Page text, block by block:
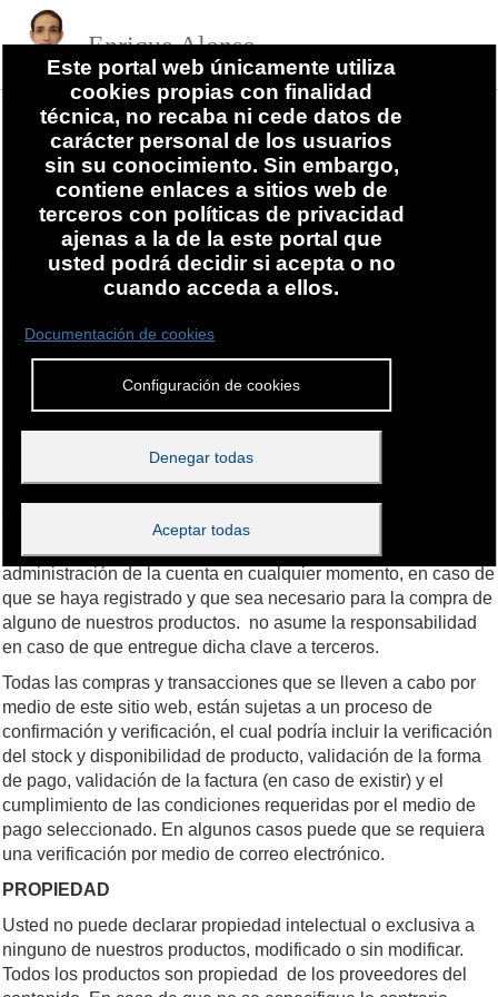
Este portal web únicamente utiliza
cookies propias con finalidad
técnica, no recaba ni cede datos de
carácter personal de los usuarios
sin su conocimiento. Sin embargo,
contiene enlaces a sitios web de
terceros con políticas de privacidad
ajenas a la de la este portal que
usted podrá decidir si acepta o no
cuando acceda a ellos.
Documentación de cookies
Configuración de cookies
Denegar todas
Aceptar todas
Enrique Alonso
Desarrollos y asesoría
Términos y Condiciones de Uso
INFORMACIÓN RELEVANTE
Es requisito necesario para la adquisición de los productos
que se ofrecen en este sitio, que lea y acepte los siguientes
Términos y Condiciones que a continuación se redactan. El
uso de nuestros servicios así como la compra de nuestros
Términos y Condiciones de Uso en el presente documento.
Todas los productos que son ofrecidos por nuestro sitio web
pudieran ser creadas, cobradas, enviadas o presentadas por
una página web tercera y en tal caso estarían sujetas a sus
adquirir un producto, será necesario el registro por parte del
usuario, con ingreso de datos personales fidedignos y
administración de la cuenta en cualquier momento, en caso de
que se haya registrado y que sea necesario para la compra de
alguno de nuestros productos. no asume la responsabilidad
en caso de que entregue dicha clave a terceros.
Todas las compras y transacciones que se lleven a cabo por
medio de este sitio web, están sujetas a un proceso de
confirmación y verificación, el cual podría incluir la verificación
del stock y disponibilidad de producto, validación de la forma
de pago, validación de la factura (en caso de existir) y el
cumplimiento de las condiciones requeridas por el medio de
pago seleccionado. En algunos casos puede que se requiera
una verificación por medio de correo electrónico.
PROPIEDAD
Usted no puede declarar propiedad intelectual o exclusiva a
ninguno de nuestros productos, modificado o sin modificar.
Todos los productos son propiedad de los proveedores del